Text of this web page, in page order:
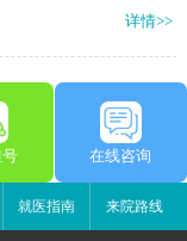
详情>>
在线咨询
就医指南 来院路线